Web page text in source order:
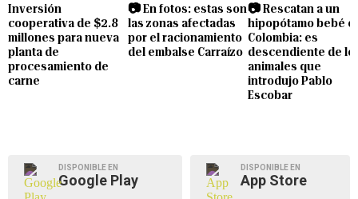
Inversión
cooperativa de $2.8
millones para nueva
planta de
procesamiento de
carne
📷 En fotos: estas son
las zonas afectadas
por el racionamiento
del embalse Carraízo
📷 Rescatan a un
hipopótamo bebé
Colombia: es
descendiente de
animales que
introdujo Pablo
Escobar
DISPONIBLE EN
Google Play
DISPONIBLE EN
App Store